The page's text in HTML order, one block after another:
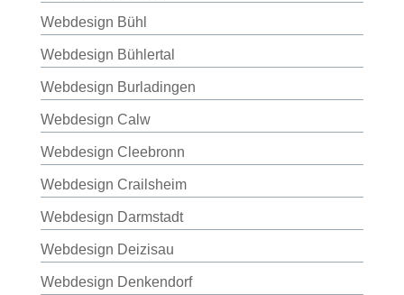
Webdesign Bühl
Webdesign Bühlertal
Webdesign Burladingen
Webdesign Calw
Webdesign Cleebronn
Webdesign Crailsheim
Webdesign Darmstadt
Webdesign Deizisau
Webdesign Denkendorf